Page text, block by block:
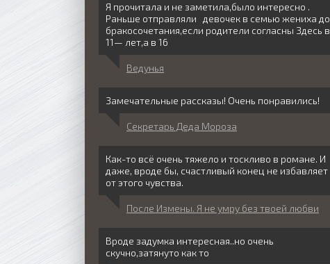
Я прочитала и не заметила,было интересно .
Раньше отправляли девочек в семью жениха до
бракосочетания,если родители согласны Здесь в
11— лет,а в 16
Ведунья
Замечательные рассказы! Очень понравились!
Секретарь Деда Мороза
Как-то всё очень тяжело и тоскливо в романе. И
даже, вроде бы, счастливый конец не избавляет
от этого чувства.
После Измены. Я не умру без твоей любви
Вроде задумка интересная..но очень
скучно,затянуто как то